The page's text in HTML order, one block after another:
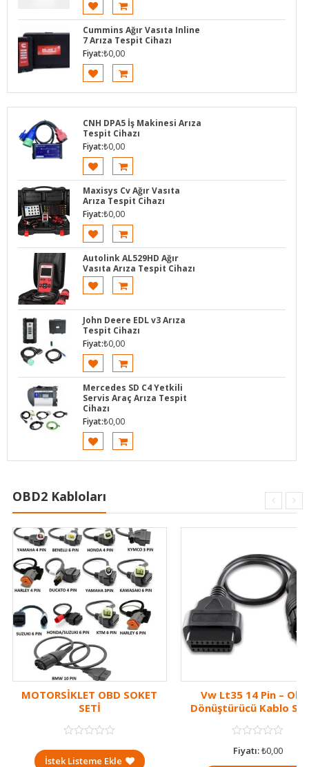
Cummins Ağır Vasıta Inline
7 Arıza Tespit Cihazı
Fiyat:₺0,00
CNH DPA5 İş Makinesi Arıza
Tespit Cihazı
Fiyat:₺0,00
Maxisys Cv Ağır Vasıta
Arıza Tespit Cihazı
Fiyat:₺0,00
Autolink AL529HD Ağır
Vasıta Arıza Tespit Cihazı
John Deere EDL v3 Arıza
Tespit Cihazı
Fiyat:₺0,00
Mercedes SD C4 Yetkili
Servis Araç Arıza Tespit
Cihazı
Fiyat:₺0,00
OBD2 Kabloları
MOTORSİKLET OBD SOKET
SETİ
İstek Listeme Ekle
Vw Lt35 14 Pin –
Dönüştürücü Kablo
Fiyatı:₺0,00